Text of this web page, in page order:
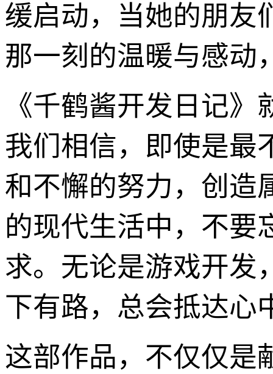
缓启动，当她的朋友
那一刻的温暖与感动
《千鹤酱开发日记
我们相信，即使是最
和不懈的努力，创造
的现代生活中，不要
求。无论是游戏开发
下有路，总会抵达心
这部作品，不仅仅是